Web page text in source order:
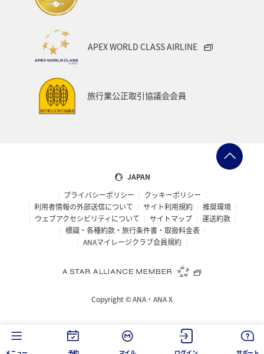
APEX WORLD CLASS AIRLINE
旅行業公正取引協議会会員
JAPAN
プライバシーポリシー
クッキーポリシー
利用者情報の外部送信について
サイト利用規約
推奨環境
ウェブアクセシビリティについて
サイトマップ
運送約款
標識・各種約款・旅行条件書・取扱料金表
ANAマイレージクラブ会員規約
Copyright ©ANA・ANA X